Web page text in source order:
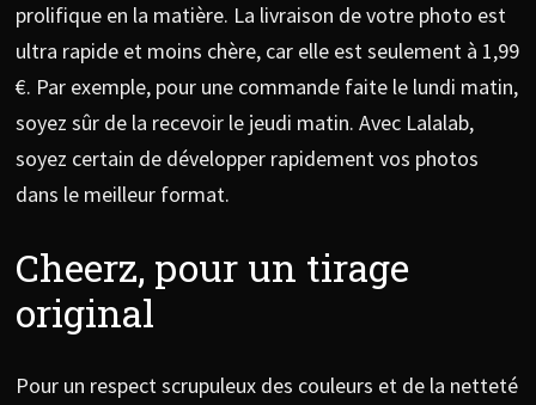
prolifique en la matière. La livraison de votre photo est
ultra rapide et moins chère, car elle est seulement à 1,99
€. Par exemple, pour une commande faite le lundi matin,
soyez sûr de la recevoir le jeudi matin. Avec Lalalab,
soyez certain de développer rapidement vos photos
dans le meilleur format.
Cheerz, pour un tirage
original
Pour un respect scrupuleux des couleurs et de la netteté